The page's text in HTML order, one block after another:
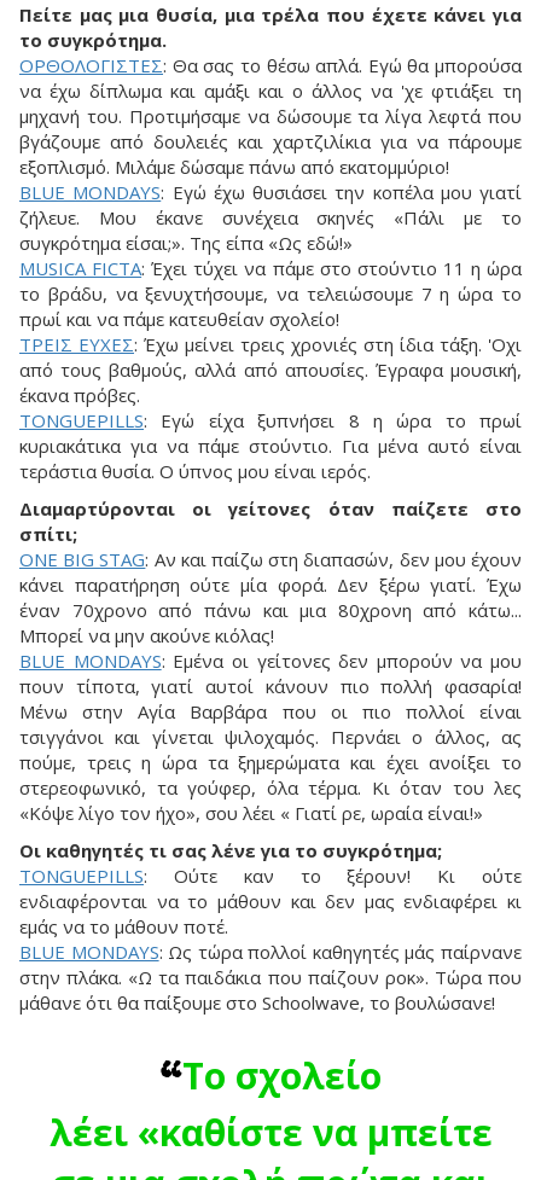
Πείτε μας μια θυσία, μια τρέλα που έχετε κάνει για
το συγκρότημα.
OPΘOΛOΓIΣTEΣ: Θα σας το θέσω απλά. Εγώ θα μπορούσα
να έχω δίπλωμα και αμάξι και ο άλλος να 'χε φτιάξει τη
μηχανή του. Προτιμήσαμε να δώσουμε τα λίγα λεφτά που
βγάζουμε από δουλειές και χαρτζιλίκια για να πάρουμε
εξοπλισμό. Μιλάμε δώσαμε πάνω από εκατομμύριο!
BLUE MONDAYS: Εγώ έχω θυσιάσει την κοπέλα μου γιατί
ζήλευε. Μου έκανε συνέχεια σκηνές «Πάλι με το
συγκρότημα είσαι;». Της είπα «Ως εδώ!»
MUSICA FICTA: Έχει τύχει να πάμε στο στούντιο 11 η ώρα
το βράδυ, να ξενυχτήσουμε, να τελειώσουμε 7 η ώρα το
πρωί και να πάμε κατευθείαν σχολείο!
TPEIΣ EYXEΣ: Έχω μείνει τρεις χρονιές στη ίδια τάξη. 'Oχι
από τους βαθμούς, αλλά από απουσίες. Έγραφα μουσική,
έκανα πρόβες.
TONGUEPILLS: Εγώ είχα ξυπνήσει 8 η ώρα το πρωί
κυριακάτικα για να πάμε στούντιο. Για μένα αυτό είναι
τεράστια θυσία. Ο ύπνος μου είναι ιερός.
Διαμαρτύρονται οι γείτονες όταν παίζετε στο
σπίτι;
ONE BIG STAG: Αν και παίζω στη διαπασών, δεν μου έχουν
κάνει παρατήρηση ούτε μία φορά. Δεν ξέρω γιατί. Έχω
έναν 70χρονο από πάνω και μια 80χρονη από κάτω...
Μπορεί να μην ακούνε κιόλας!
BLUE MONDAYS: Εμένα οι γείτονες δεν μπορούν να μου
πουν τίποτα, γιατί αυτοί κάνουν πιο πολλή φασαρία!
Μένω στην Αγία Βαρβάρα που οι πιο πολλοί είναι
τσιγγάνοι και γίνεται ψιλοχαμός. Περνάει ο άλλος, ας
πούμε, τρεις η ώρα τα ξημερώματα και έχει ανοίξει το
στερεοφωνικό, τα γούφερ, όλα τέρμα. Κι όταν του λες
«Κόψε λίγο τον ήχο», σου λέει « Γιατί ρε, ωραία είναι!»
Οι καθηγητές τι σας λένε για το συγκρότημα;
TONGUEPILLS: Ούτε καν το ξέρουν! Κι ούτε
ενδιαφέρονται να το μάθουν και δεν μας ενδιαφέρει κι
εμάς να το μάθουν ποτέ.
BLUE MONDAYS: Ως τώρα πολλοί καθηγητές μάς παίρνανε
στην πλάκα. «Ω τα παιδάκια που παίζουν ροκ». Τώρα που
μάθανε ότι θα παίξουμε στο Schoolwave, το βουλώσανε!
“Το σχολείο
λέει «καθίστε να μπείτε